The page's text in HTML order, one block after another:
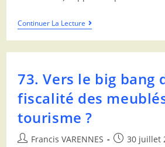
Continuer La Lecture
73. Vers le big bang
fiscalité des
tourisme ?
Francis VARENNES 30 juillet